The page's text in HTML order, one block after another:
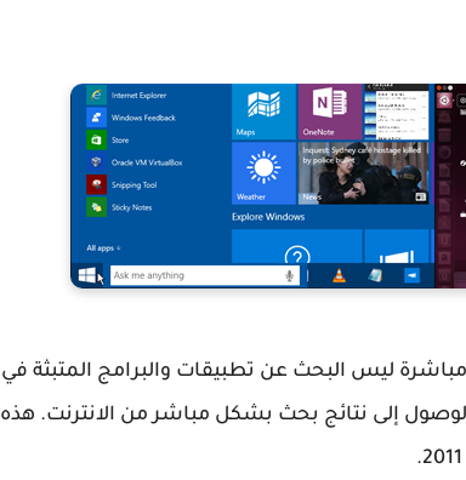
ابدأ مباشرة ليس البحث عن تطبيقات والبرامج المتبثة في
إلى نتائج بحث بشكل مباشر من الانترنت. هذه